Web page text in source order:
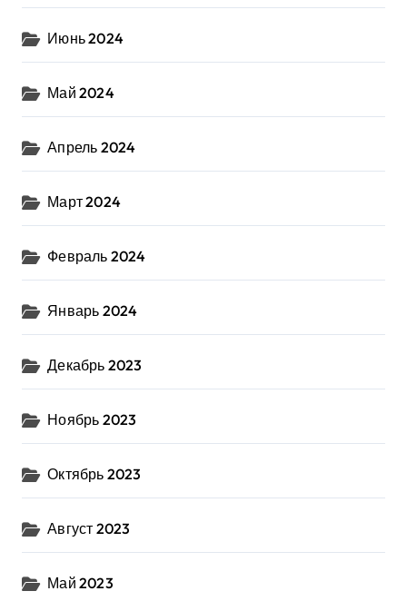
Июнь 2024
Май 2024
Апрель 2024
Март 2024
Февраль 2024
Январь 2024
Декабрь 2023
Ноябрь 2023
Октябрь 2023
Август 2023
Май 2023